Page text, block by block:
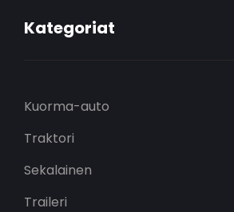
Kategoriat
Kuorma-auto
Traktori
Sekalainen
Traileri